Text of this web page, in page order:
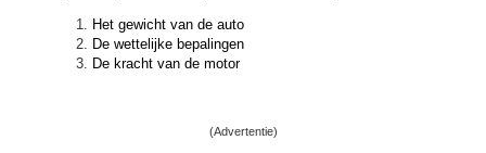
Het gewicht van de auto
De wettelijke bepalingen
De kracht van de motor
(Advertentie)